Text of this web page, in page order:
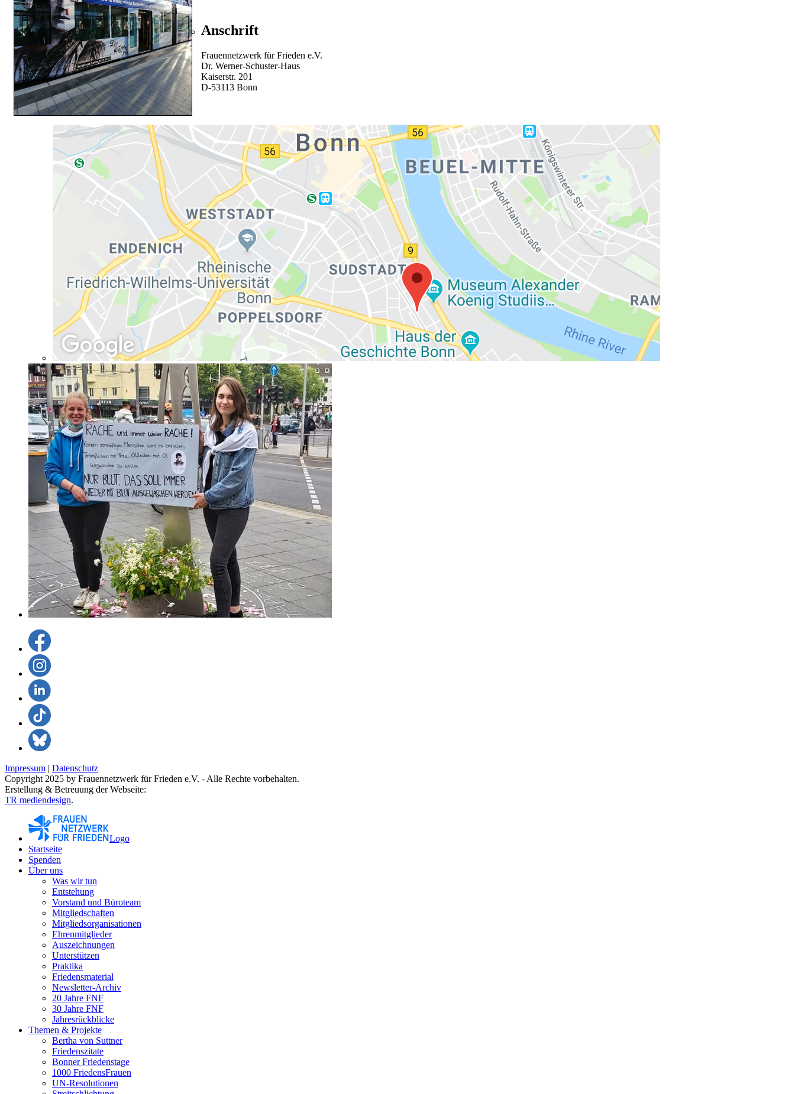
Anschrift
Frauennetzwerk für Frieden e.V.
Dr. Werner-Schuster-Haus
Kaiserstr. 201
D-53113 Bonn
Impressum | Datenschutz
Copyright 2025 by Frauennetzwerk für Frieden e.V. - Alle Rechte vorbehalten.
Erstellung & Betreuung der Webseite:
TR mediendesign.
Logo
Startseite
Spenden
Über uns
Was wir tun
Entstehung
Vorstand und Büroteam
Mitgliedschaften
Mitgliedsorganisationen
Ehrenmitglieder
Auszeichnungen
Unterstützen
Praktika
Friedensmaterial
Newsletter-Archiv
20 Jahre FNF
30 Jahre FNF
Jahresrückblicke
Themen & Projekte
Bertha von Suttner
Friedenszitate
Bonner Friedenstage
1000 FriedensFrauen
UN-Resolutionen